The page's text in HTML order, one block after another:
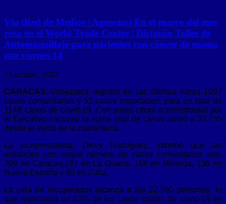
Vía (Red de Medios | Agencias) En el marco del mes
rosa en el World Trade Center | Dictarán Taller de
Automaquillaje para pacientes con cáncer de mama
este viernes 14
13 octubre, 2022
CARACAS.-Venezuela registró en las últimas horas 1097
casos comunitarios y 51 casos importados, para un total de
1148 casos de covid-19. Con estas cifras suministradas por
el Ejecutivo nacional la suma total de casos arribó a 33.755
desde el inicio de la cuarentena.
La vicepresidenta, Delcy Rodríguez, informó que las
entidades con mayor número de casos comunitarios son:
399 en Caracas,197 en La Guaira, 168 en Miranda, 136 en
Nueva Esparta y 60 en Zulia.
La cifra de recuperados alcanza a las 22.700 personas, lo
que representa un 67% de los casos totales de covid-19 en